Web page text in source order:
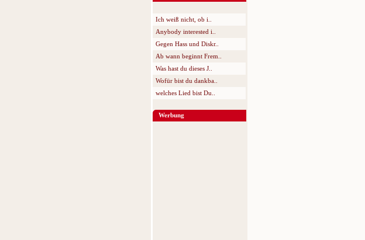
Ich weiß nicht, ob i..
Anybody interested i..
Gegen Hass und Diskr..
Ab wann beginnt Frem..
Was hast du dieses J..
Wofür bist du dankba..
welches Lied bist Du..
Werbung